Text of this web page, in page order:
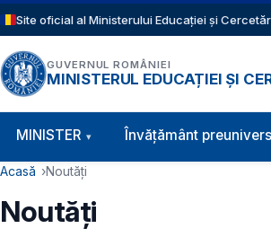
Sari la conținutul principal
Site oficial al Ministerului Educației și
GUVERNUL ROMÂNIEI
MINISTERUL EDUCAȚIEI ȘI
Navigație principală
MINISTER Învăţământ
Cale de navigare
Acasă Noutăți
Noutăți